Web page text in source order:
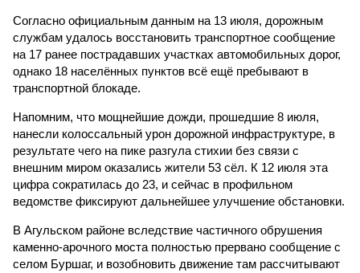
Согласно официальным данным на 13 июля, дорожным
службам удалось восстановить транспортное сообщение
на 17 ранее пострадавших участках автомобильных дорог,
однако 18 населённых пунктов всё ещё пребывают в
транспортной блокаде.
Напомним, что мощнейшие дожди, прошедшие 8 июля,
нанесли колоссальный урон дорожной инфраструктуре, в
результате чего на пике разгула стихии без связи с
внешним миром оказались жители 53 сёл. К 12 июля эта
цифра сократилась до 23, и сейчас в профильном
ведомстве фиксируют дальнейшее улучшение обстановки.
В Агульском районе вследствие частичного обрушения
каменно-арочного моста полностью прервано сообщение с
селом Буршаг, и возобновить движение там рассчитывают